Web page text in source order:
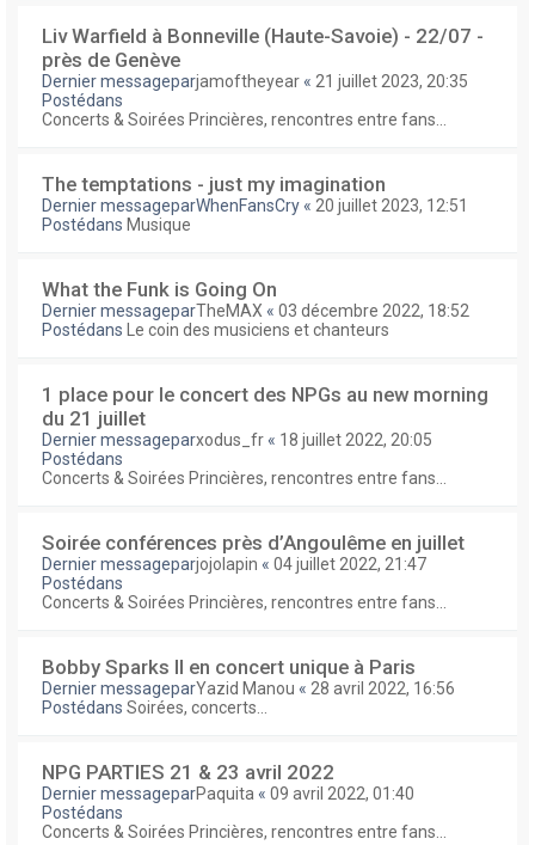
Liv Warfield à Bonneville (Haute-Savoie) - 22/07 -
près de Genève
Dernier messageparjamoftheyear « 21 juillet 2023, 20:35
Postédans
Concerts & Soirées Princières, rencontres entre fans...
The temptations - just my imagination
Dernier messageparWhenFansCry « 20 juillet 2023, 12:51
Postédans Musique
What the Funk is Going On
Dernier messageparTheMAX « 03 décembre 2022, 18:52
Postédans
Le coin des musiciens et chanteurs
1 place pour le concert des NPGs au new morning
du 21 juillet
Dernier messageparxodus_fr « 18 juillet 2022, 20:05
Postédans
Concerts & Soirées Princières, rencontres entre fans...
Soirée conférences près d’Angoulême en juillet
Dernier messageparjojolapin « 04 juillet 2022, 21:47
Postédans
Concerts & Soirées Princières, rencontres entre fans...
Bobby Sparks II en concert unique à Paris
Dernier messageparYazid Manou « 28 avril 2022, 16:56
Postédans Soirées, concerts...
NPG PARTIES 21 & 23 avril 2022
Dernier messageparPaquita « 09 avril 2022, 01:40
Postédans
Concerts & Soirées Princières, rencontres entre fans...